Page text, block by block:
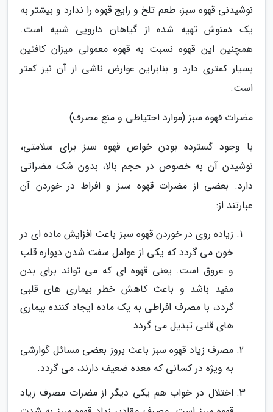
نوشیدنی قهوه سبز، طعم تلخ و رایج قهوه را ندارد و بیشتر به
یک دمنوش تهیه شده از گیاهان دارویی شبیه است.
همچنین این قهوه نسبت به قهوه معمولی میزان کافئین
بسیار کمتری دارد و بنابراین عوارض ناشی از آن نیز کمتر
است.
مضرات قهوه سبز (موارد احتیاطی و منع مصرف)
با وجود گسترده بودن خواص قهوه سبز برای سلامتی،
نوشیدن آن به خصوص در حجم بالا، بدون شک مضراتی
دارد. بعضی از مضرات قهوه سبز و افراط در خوردن آن
عبارتند از:
زیاده روی در خوردن قهوه سبز باعث افزایش ماده ای در
خون می گردد که یکی از عوامل سفت شدن دیواره قلب
و عروق است. یعنی قهوه ای که می تواند برای بدن
مفید باشد و باعث کاهش خطر بیماری های قلبی
گردد، با مصرف افراطی به یک ماده ایجاد کننده بیماری
های قلبی تبدیل می گردد.
مصرف زیاد قهوه سبز باعث بروز بعضی مسائل گوارشی
به ویژه در کسانی که معده ضعیف دارند، می گردد.
اختلال در خواب هم یکی دیگر از مضرات مصرف زیاد